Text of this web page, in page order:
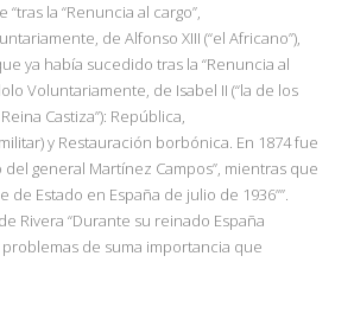
la “Renuncia al cargo”,
de Alfonso XIII (“el Africano”),
ya había sucedido tras la “Renuncia al
Voluntariamente, de Isabel II (“la de los
Castiza”): República,
y Restauración borbónica. En 1874 fue
general Martínez Campos”, mientras que
de Estado en España de julio de 1936””.
Rivera “Durante su reinado España
de suma importancia que